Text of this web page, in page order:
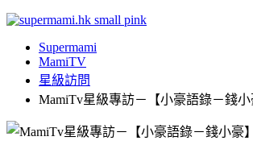
Supermami
MamiTV
星級訪問
MamiTv星級專訪－【小豪語錄－錢